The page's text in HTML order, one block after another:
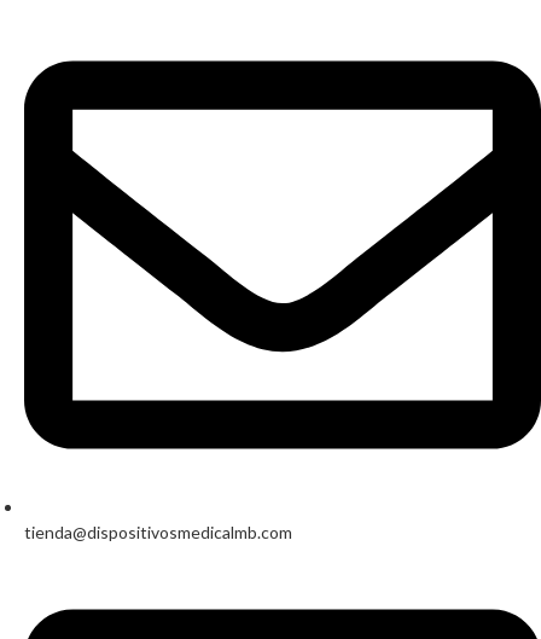
tienda@dispositivosmedicalmb.com